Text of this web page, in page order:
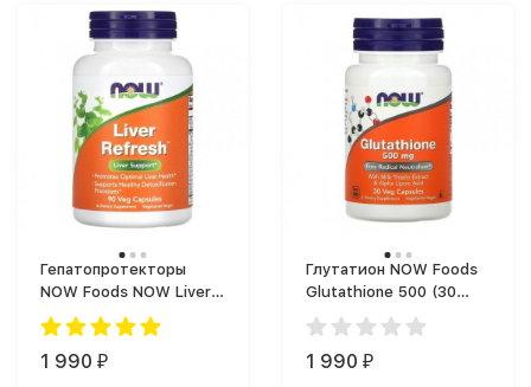
Гепатопротекторы
NOW Foods NOW Liver
Refresh 90 vcaps (90
капс.)
1 990 ₽
Глутатион NOW Foods
Glutathione 500 (30
капс.)
1 990 ₽